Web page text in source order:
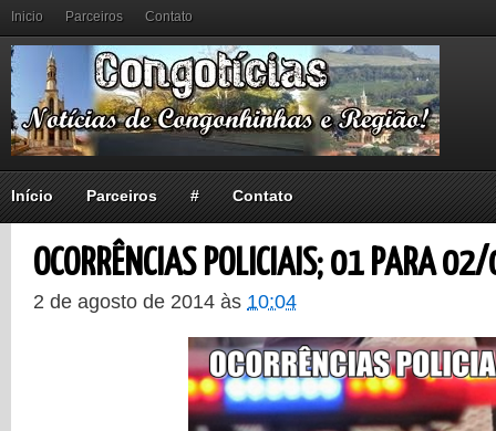
Inicio Parceiros Contato
Início Parceiros # Contato
OCORRÊNCIAS POLICIAIS; 01 PARA
2 de agosto de 2014 às 10:04